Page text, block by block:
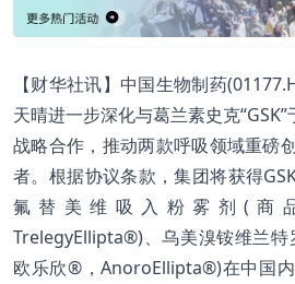
【财华社讯】中国生物制药
天晴进一步深化与葛兰素史克
战略合作，推动两款呼吸领域重磅
者。根据协议条款，集团将获得
氟替美维吸入粉雾剂(商
TrelegyEllipta®)、乌美溴铵维兰特
欧乐欣®，AnoroEllipta®)在中国